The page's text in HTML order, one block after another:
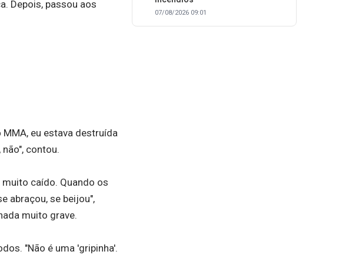
Depois, passou aos
eu estava destruída
contou.
caído. Quando os
abraçou, se beijou",
muito grave.
"Não é uma 'gripinha'.
07/08/2026 09:01